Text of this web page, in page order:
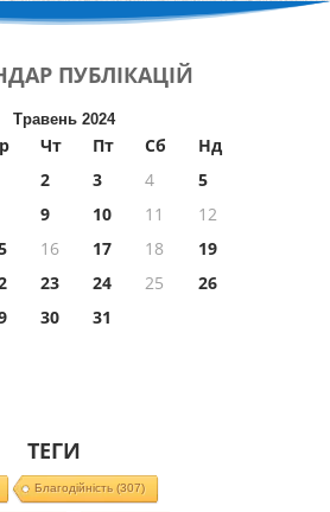
ПУБЛІКАЦІЙ
Травень 2024
Чт Пт Сб
Нд
2 3 4
5
9 10 11
12
16 17 18
19
23 24 25
26
30
31
ТЕГИ
Благодійність (307)